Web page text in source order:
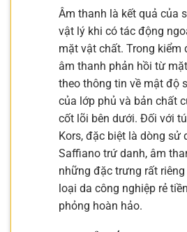
Âm thanh là kết quả của
vật lý khi có tác động
mặt vật chất. Trong kiểm
âm thanh phản hồi từ
theo thông tin về mật độ
của lớp phủ và bản chất
cốt lõi bên dưới. Đối với
Kors, đặc biệt là dòng sử
Saffiano trứ danh, âm
những đặc trưng rất
loại da công nghiệp rẻ
phỏng hoàn hảo.